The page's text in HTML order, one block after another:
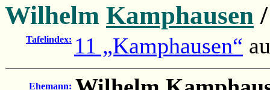
Wilhelm Kamphausen
Tafelindex: 11 „Kamphausen“
Ehemann: